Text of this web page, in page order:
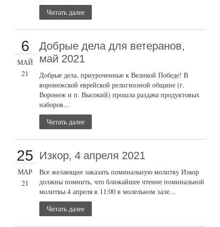
Читать далее
6
МАЙ
21
Добрые дела для ветеранов,
май 2021
Добрые дела, приуроченные к Великой Победе! В
воронежской еврейской религиозной общине (г.
Воронеж и п. Высокий) прошла раздача продуктовых
наборов...
Читать далее
25
МАР
21
Изкор, 4 апреля 2021
Все желающие заказать поминальную молитву Изкор
должны помнить, что ближайшее чтение поминальной
молитвы 4 апреля в 11:00 в молельном зале...
Читать далее